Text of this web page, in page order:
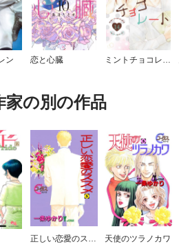
ン 恋と心臓 ミントチョコレート
家の別の作品
正しい恋愛のススメ 天使のツラノカワ